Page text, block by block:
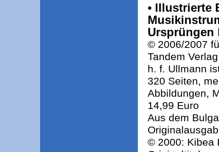
• Illustrierte
Ursprüngen
© 2006/2007
Tandem
h. f. Ullmann
320 Seiten,
Abbildungen,
14,99 Euro
Aus dem
© 2000: Kibea